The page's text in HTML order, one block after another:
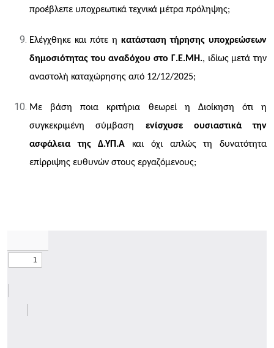
προέβλεπε υποχρεωτικά τεχνικά μέτρα πρόληψης;
Ελέγχθηκε και πότε η κατάσταση τήρησης υποχρεώσεων
δημοσιότητας του αναδόχου στο Γ.Ε.ΜΗ., ιδίως μετά την
αναστολή καταχώρησης από 12/12/2025;
Με βάση ποια κριτήρια θεωρεί η Διοίκηση ότι η
συγκεκριμένη σύμβαση ενίσχυσε ουσιαστικά την
ασφάλεια της Δ.ΥΠ.Α και όχι απλώς τη δυνατότητα
επίρριψης ευθυνών στους εργαζόμενους;